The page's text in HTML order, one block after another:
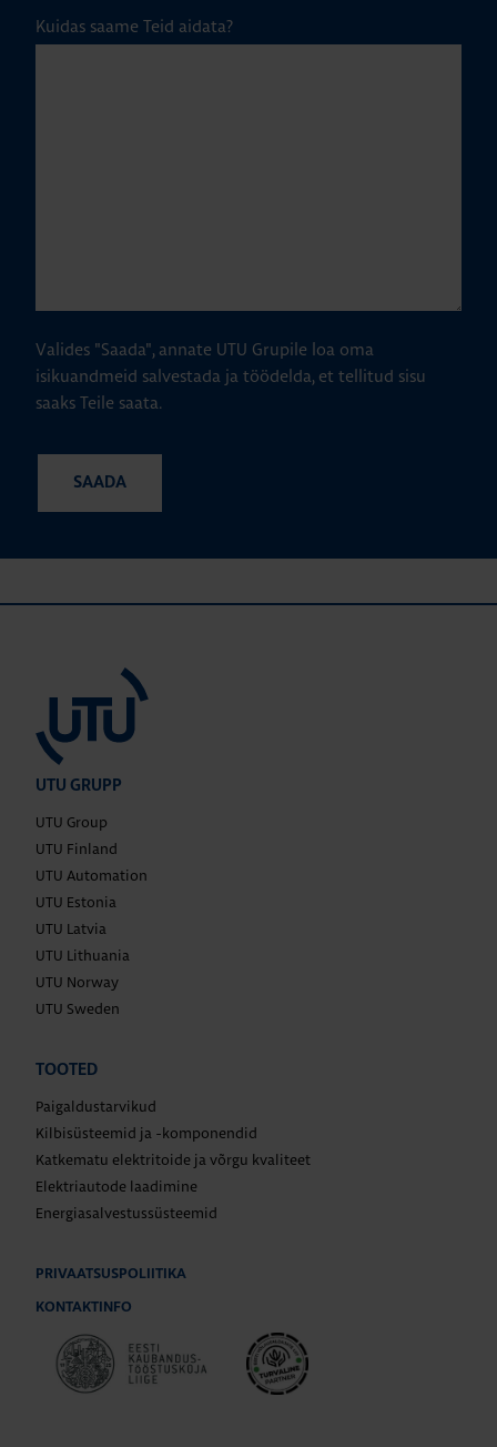
Kuidas saame Teid aidata?
Valides "Saada", annate UTU Grupile loa oma
isikuandmeid salvestada ja töödelda, et tellitud sisu
saaks Teile saata.
UTU GRUPP
UTU Group
UTU Finland
UTU Automation
UTU Estonia
UTU Latvia
UTU Lithuania
UTU Norway
UTU Sweden
TOOTED
Paigaldustarvikud
Kilbisüsteemid ja -komponendid
Katkematu elektritoide ja võrgu kvaliteet
Elektriautode laadimine
Energiasalvestussüsteemid
PRIVAATSUSPOLIITIKA
KONTAKTINFO